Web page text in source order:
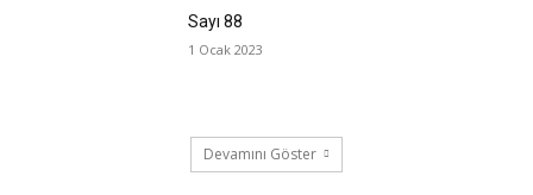
Sayı 88
1 Ocak 2023
Devamını Göster